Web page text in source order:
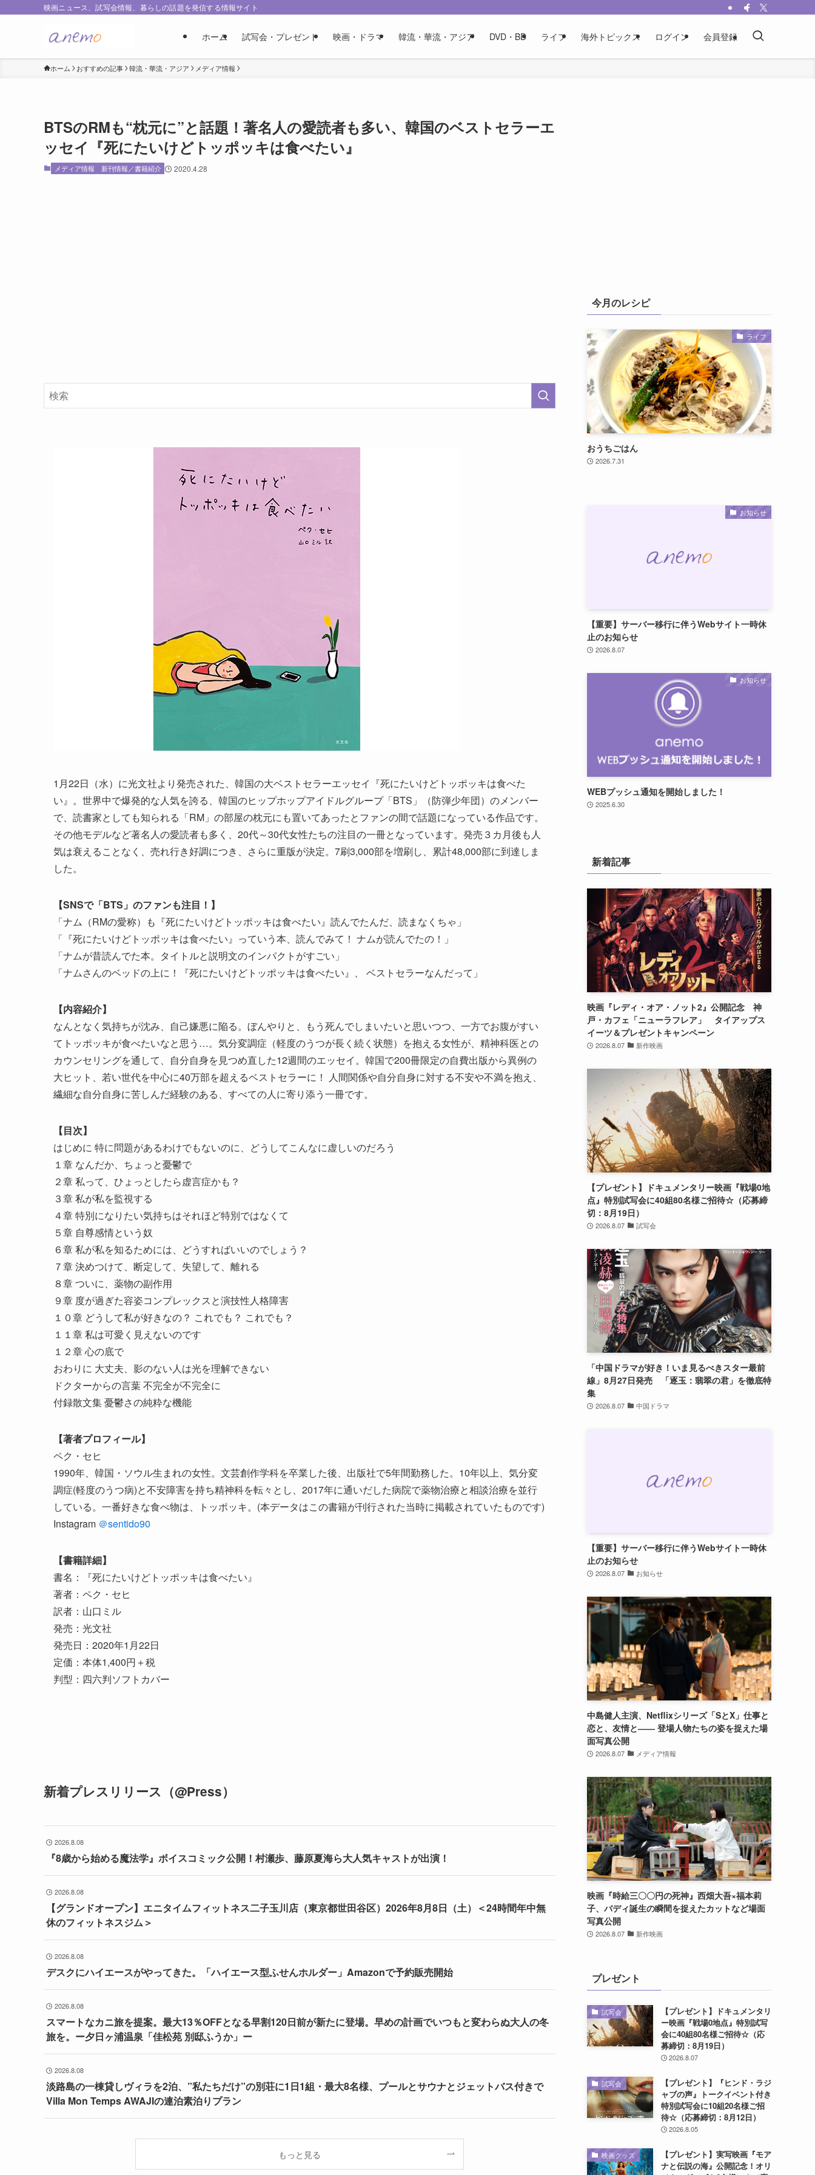
映画ニュース、試写会情報、暮らしの話題を発信する情報サイト
ホーム 試写会・プレゼント 映画・ドラマ 韓流・華流・アジア DVD・BD ライフ 海外トピックス ログイン 会員登録
ホーム おすすめの記事 韓流・華流・アジア メディア情報
BTSのRMも“枕元に”と話題！著名人の愛読者も多い、韓国のベストセラーエ
ッセイ『死にたいけどトッポッキは食べたい』
メディア情報 新刊情報／書籍紹介 2020.4.28
1月22日（水）に光文社より発売された、韓国の大ベストセラーエッセイ『死にたいけどトッポッキは食べた
い』。世界中で爆発的な人気を誇る、韓国のヒップホップアイドルグループ「BTS」（防弾少年団）のメンバー
で、読書家としても知られる「RM」の部屋の枕元にも置いてあったとファンの間で話題になっている作品です。
その他モデルなど著名人の愛読者も多く、20代～30代女性たちの注目の一冊となっています。発売３カ月後も人
気は衰えることなく、売れ行き好調につき、さらに重版が決定。7刷3,000部を増刷し、累計48,000部に到達しま
した。
【SNSで「BTS」のファンも注目！】
「ナム（RMの愛称）も『死にたいけどトッポッキは食べたい』読んでたんだ、読まなくちゃ」
「『死にたいけどトッポッキは食べたい』っていう本、読んでみて！ ナムが読んでたの！」
「ナムが昔読んでた本。タイトルと説明文のインパクトがすごい」
「ナムさんのベッドの上に！『死にたいけどトッポッキは食べたい』、 ベストセラーなんだって」
【内容紹介】
なんとなく気持ちが沈み、自己嫌悪に陥る。ぼんやりと、もう死んでしまいたいと思いつつ、一方でお腹がすい
てトッポッキが食べたいなと思う…。気分変調症（軽度のうつが長く続く状態）を抱える女性が、精神科医との
カウンセリングを通して、自分自身を見つめ直した12週間のエッセイ。韓国で200冊限定の自費出版から異例の
大ヒット、若い世代を中心に40万部を超えるベストセラーに！ 人間関係や自分自身に対する不安や不満を抱え、
繊細な自分自身に苦しんだ経験のある、すべての人に寄り添う一冊です。
【目次】
はじめに 特に問題があるわけでもないのに、どうしてこんなに虚しいのだろう
１章 なんだか、ちょっと憂鬱で
２章 私って、ひょっとしたら虚言症かも？
３章 私が私を監視する
４章 特別になりたい気持ちはそれほど特別ではなくて
５章 自尊感情という奴
６章 私が私を知るためには、どうすればいいのでしょう？
７章 決めつけて、断定して、失望して、離れる
８章 ついに、薬物の副作用
９章 度が過ぎた容姿コンプレックスと演技性人格障害
１０章 どうして私が好きなの？ これでも？ これでも？
１１章 私は可愛く見えないのです
１２章 心の底で
おわりに 大丈夫、影のない人は光を理解できない
ドクターからの言葉 不完全が不完全に
付録散文集 憂鬱さの純粋な機能
【著者プロフィール】
ペク・セヒ
1990年、韓国・ソウル生まれの女性。文芸創作学科を卒業した後、出版社で5年間勤務した。10年以上、気分変
調症(軽度のうつ病)と不安障害を持ち精神科を転々とし、2017年に通いだした病院で薬物治療と相談治療を並行
している。一番好きな食べ物は、トッポッキ。(本データはこの書籍が刊行された当時に掲載されていたものです)
Instagram ＠sentido90
【書籍詳細】
書名：『死にたいけどトッポッキは食べたい』
著者：ペク・セヒ
訳者：山口ミル
発売：光文社
発売日：2020年1月22日
定価：本体1,400円＋税
判型：四六判ソフトカバー
新着プレスリリース（@Press）
2026.8.08
『8歳から始める魔法学』ボイスコミック公開！村瀬歩、藤原夏海ら大人気キャストが出演！
2026.8.08
【グランドオープン】エニタイムフィットネス二子玉川店（東京都世田谷区）2026年8月8日（土）＜24時間年中無
休のフィットネスジム＞
2026.8.08
デスクにハイエースがやってきた。「ハイエース型ふせんホルダー」Amazonで予約販売開始
2026.8.08
スマートなカニ旅を提案。最大13％OFFとなる早割120日前が新たに登場。早めの計画でいつもと変わらぬ大人の冬
旅を。ー夕日ヶ浦温泉「佳松苑 別邸ふうか」ー
2026.8.08
淡路島の一棟貸しヴィラを2泊、”私たちだけ”の別荘に1日1組・最大8名様、プールとサウナとジェットバス付きで
Villa Mon Temps AWAJIの連泊素泊りプラン
もっと見る
今月のレシピ
ライフ
おうちごはん
2026.7.31
お知らせ
【重要】サーバー移行に伴うWebサイト一時休
止のお知らせ
2026.8.07
お知らせ
WEBプッシュ通知を開始しました！
2025.6.30
新着記事
映画『レディ・オア・ノット2』公開記念 神
戸・カフェ「ニューラフレア」 タイアップス
イーツ＆プレゼントキャンペーン
2026.8.07 新作映画
【プレゼント】ドキュメンタリー映画『戦場0地
点』特別試写会に40組80名様ご招待☆（応募締
切：8月19日）
2026.8.07 試写会
「中国ドラマが好き！いま見るべきスター最前
線」8月27日発売 「逐玉：翡翠の君」を徹底特
集
2026.8.07 中国ドラマ
【重要】サーバー移行に伴うWebサイト一時休
止のお知らせ
2026.8.07 お知らせ
中島健人主演、Netflixシリーズ「SとX」仕事と
恋と、友情と―― 登場人物たちの姿を捉えた場
面写真公開
2026.8.07 メディア情報
映画『時給三〇〇円の死神』西畑大吾×福本莉
子、バディ誕生の瞬間を捉えたカットなど場面
写真公開
2026.8.07 新作映画
プレゼント
試写会
【プレゼント】ドキュメンタリ
ー映画『戦場0地点』特別試写
会に40組80名様ご招待☆（応
募締切：8月19日）
2026.8.07
試写会
【プレゼント】『ヒンド・ラジ
ャブの声』トークイベント付き
特別試写会に10組20名様ご招
待☆（応募締切：8月12日）
2026.8.05
映画グッズ
【プレゼント】実写映画『モア
ナと伝説の海』公開記念！オリ